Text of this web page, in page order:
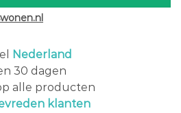
Nederland
30 dagen
alle producten
klanten